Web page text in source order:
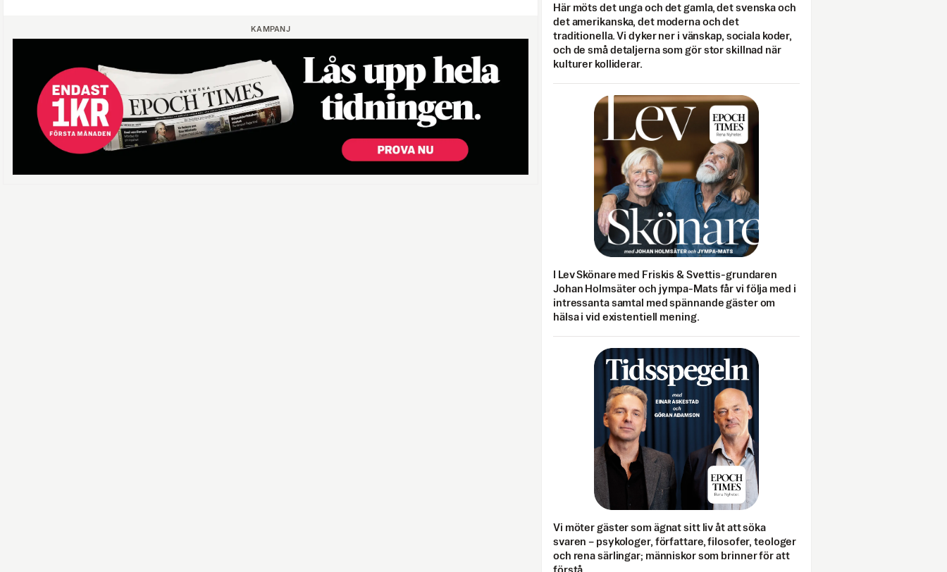
KAMPANJ
Här möts det unga och det gamla, det svenska och
det amerikanska, det moderna och det
traditionella. Vi dyker ner i vänskap, sociala koder,
och de små detaljerna som gör stor skillnad när
kulturer kolliderar.
I Lev Skönare med Friskis & Svettis-grundaren
Johan Holmsäter och jympa-Mats får vi följa med i
intressanta samtal med spännande gäster om
hälsa i vid existentiell mening.
Vi möter gäster som ägnat sitt liv åt att söka
svaren – psykologer, författare, filosofer, teologer
och rena särlingar; människor som brinner för att